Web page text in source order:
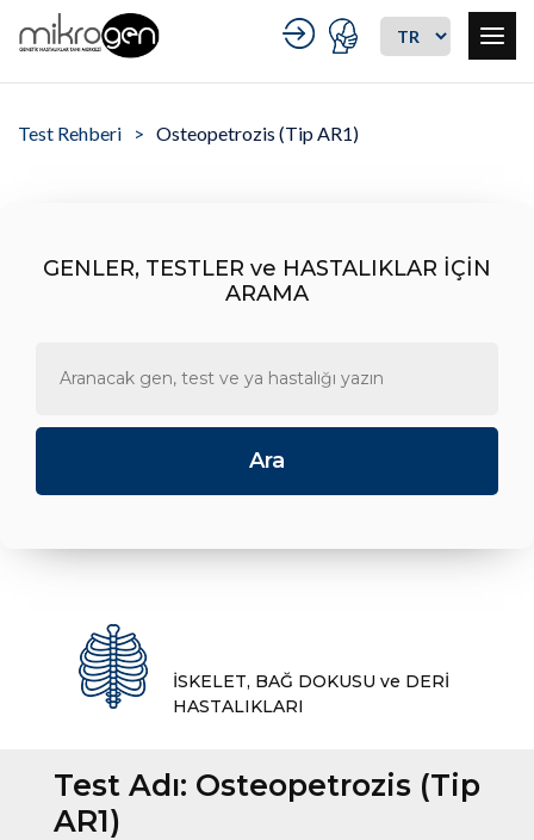
Test Rehberi Osteopetrozis (Tip AR1)
GENLER, TESTLER ve HASTALIKLAR İÇİN
ARAMA
İSKELET, BAĞ DOKUSU ve DERİ
HASTALIKLARI
Test Adı: Osteopetrozis (Tip
AR1)